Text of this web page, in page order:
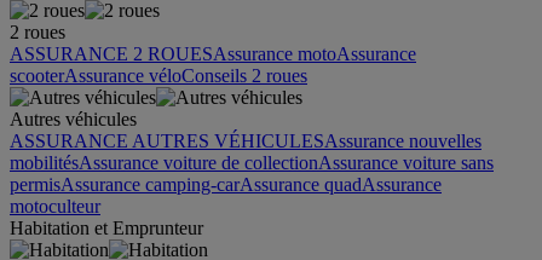
2 roues
ASSURANCE 2 ROUESAssurance motoAssurance
scooterAssurance véloConseils 2 roues
Autres véhicules
ASSURANCE AUTRES VÉHICULESAssurance nouvelles
mobilitésAssurance voiture de collectionAssurance voiture sans
permisAssurance camping-carAssurance quadAssurance
motoculteur
Habitation et Emprunteur